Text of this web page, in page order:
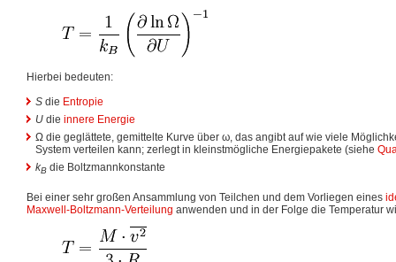
Hierbei bedeuten:
S die Entropie
U die innere Energie
Ω die geglättete, gemittelte Kurve über ω, das angibt auf wie viele
System verteilen kann; zerlegt in kleinstmögliche Energiepakete (siehe
kB die Boltzmannkonstante
Bei einer sehr großen Ansammlung von Teilchen und dem Vorliegen eines
Maxwell-Boltzmann-Verteilung anwenden und in der Folge die Temperatur